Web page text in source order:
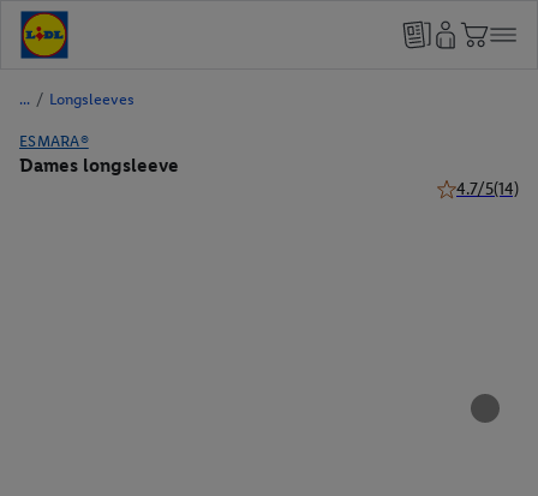
/ Longsleeves
ESMARA®
Dames longsleeve
4.7/5(14)